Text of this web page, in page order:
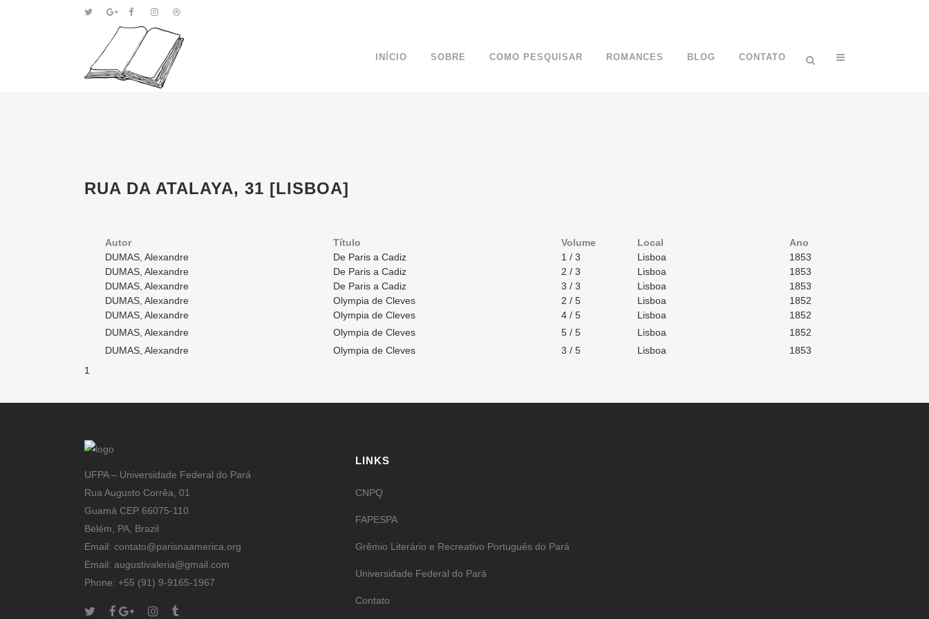
INÍCIO SOBRE COMO PESQUISAR ROMANCES BLOG CONTATO
RUA DA ATALAYA, 31 [LISBOA]
Autor Título Volume Local
Ano
DUMAS, Alexandre
De Paris a Cadiz 1 / 3 Lisboa
1853
DUMAS, Alexandre
De Paris a Cadiz 2 / 3 Lisboa
1853
DUMAS, Alexandre
De Paris a Cadiz 3 / 3 Lisboa
1853
DUMAS, Alexandre
Olympia de Cleves 2 / 5 Lisboa
1852
DUMAS, Alexandre
Olympia de Cleves 4 / 5 Lisboa
1852
DUMAS, Alexandre
Olympia de Cleves 5 / 5 Lisboa
1852
DUMAS, Alexandre
Olympia de Cleves 3 / 5 Lisboa
1853
1
UFPA – Universidade Federal do Pará
Rua Augusto Corrêa, 01
Guamá CEP 66075-110
Belém, PA, Brazil
Email: contato@parisnaamerica.org
Email: augustivaleria@gmail.com
Phone: +55 (91) 9-9165-1967
LINKS
CNPQ
FAPESPA
Grêmio Literário e Recreativo Português do Pará
Universidade Federal do Pará
Contato